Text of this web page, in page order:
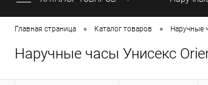
часы
Главная страница • Каталог товаров • Наручные
Наручные часы Унисекс